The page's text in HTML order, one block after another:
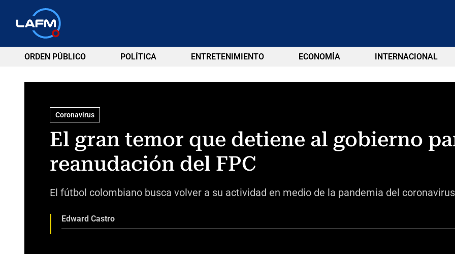
ORDEN PÚBLICO POLÍTICA ENTRETENIMIENTO ECONOMÍA INTERNACIONAL
Coronavirus
El gran temor que detiene al gobierno
reanudación del FPC
El fútbol colombiano busca volver a su actividad en medio de la pandemia del
Edward Castro